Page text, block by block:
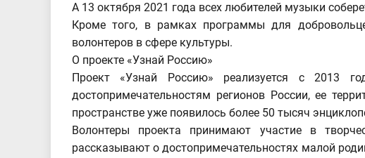
А 13 октября 2021 года всех любителей музыки
Кроме того, в рамках программы для
волонтеров в сфере культуры.
О проекте «Узнай Россию»
Проект «Узнай Россию» реализуется с 2013
достопримечательностям регионов России, ее
пространстве уже появилось более 50 тысяч
Волонтеры проекта принимают участие в
рассказывают о достопримечательностях малой